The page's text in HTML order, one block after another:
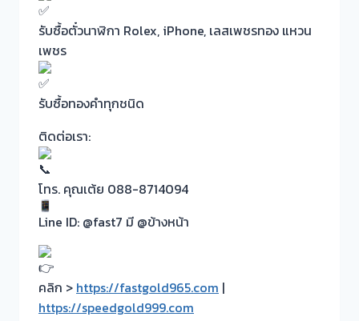
รับซื้อตั๋วนาฬิกา Rolex, iPhone, เลสเพชรทอง แหวน
เพชร
รับซื้อทองคำทุกชนิด
ติดต่อเรา:
โทร. คุณเต้ย 088-8714094
Line ID: @fast7 มี @ข้างหน้า
คลิก > https://fastgold965.com |
https://speedgold999.com